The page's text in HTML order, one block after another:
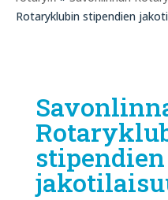
Rotaryklubin stipendien
stipendien